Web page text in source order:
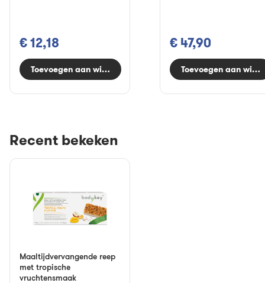
€ 12,18
Toevoegen aan winkelwagen
€ 47,90
Toevoegen aan
Recent bekeken
Maaltijdvervangende reep
met tropische
vruchtensmaak